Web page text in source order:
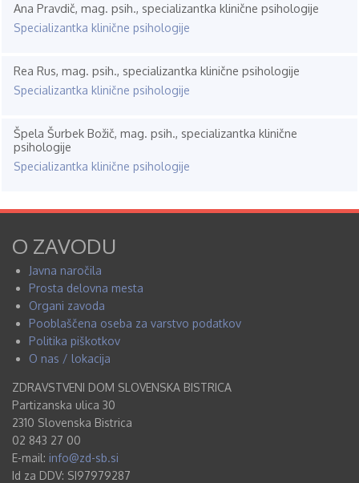
Ana Pravdič, mag. psih., specializantka klinične psihologije
Specializantka klinične psihologije
Rea Rus, mag. psih., specializantka klinične psihologije
Specializantka klinične psihologije
Špela Šurbek Božič, mag. psih., specializantka klinične
psihologije
Specializantka klinične psihologije
O ZAVODU
Javna naročila
Prosta delovna mesta
Organi zavoda
Pooblaščena oseba za varstvo podatkov
Politika piškotkov
O nas / lokacija
ZDRAVSTVENI DOM SLOVENSKA BISTRICA
Partizanska ulica 30
2310 Slovenska Bistrica
02 843 27 00
E-mail: info@zd-sb.si
Id za DDV: SI97979287